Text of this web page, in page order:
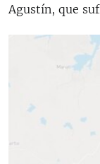
Agustín, que